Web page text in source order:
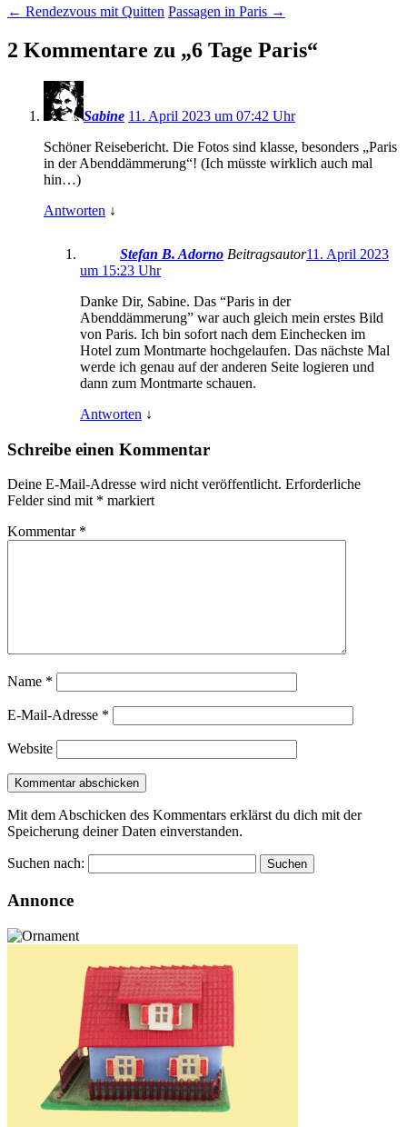
← Rendezvous mit Quitten Passagen in Paris →
2 Kommentare zu „6 Tage Paris“
Sabine 11. April 2023 um 07:42 Uhr
Schöner Reisebericht. Die Fotos sind klasse, besonders „Paris
in der Abenddämmerung“! (Ich müsste wirklich auch mal
hin…)
Antworten ↓
Stefan B. Adorno Beitragsautor11. April 2023
um 15:23 Uhr
Danke Dir, Sabine. Das “Paris in der
Abenddämmerung” war auch gleich mein erstes Bild
von Paris. Ich bin sofort nach dem Einchecken im
Hotel zum Montmarte hochgelaufen. Das nächste Mal
werde ich genau auf der anderen Seite logieren und
dann zum Montmarte schauen.
Antworten ↓
Schreibe einen Kommentar
Deine E-Mail-Adresse wird nicht veröffentlicht. Erforderliche
Felder sind mit * markiert
Kommentar *
Name *
E-Mail-Adresse *
Website
Mit dem Abschicken des Kommentars erklärst du dich mit der
Speicherung deiner Daten einverstanden.
Suchen nach:
Annonce